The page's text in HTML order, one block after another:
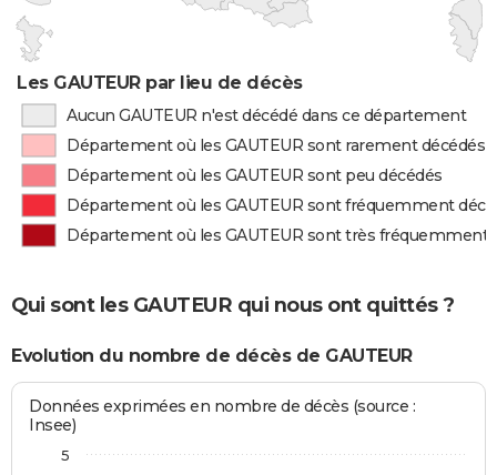
Les GAUTEUR par lieu de décès
Aucun GAUTEUR n'est décédé dans ce département
Département où les GAUTEUR sont rarement décédés
Département où les GAUTEUR sont peu décédés
Département où les GAUTEUR sont fréquemment
Département où les GAUTEUR sont très fréquemment
Qui sont les GAUTEUR qui nous ont quittés ?
Evolution du nombre de décès de GAUTEUR
Données exprimées en nombre de décès (source :
Insee)
5